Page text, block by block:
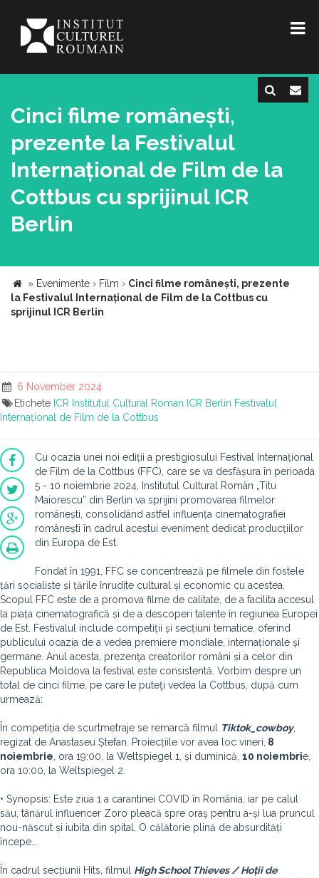
Cinci filme românești,
prezente la Festivalul
Internațional de Film de la
Cottbus cu sprijinul ICR
Berlin
» Evenimente › Film › Cinci filme românești, prezente
la Festivalul Internațional de Film de la Cottbus cu
sprijinul ICR Berlin
6 November 2024
Etichete ICR Institutul Cultural Roman ICR Berlin Festivalul
Internațional de Film de la Cottbus
Cu ocazia unei noi ediții a prestigiosului Festival Internațional
de Film de la Cottbus (FFC), care se va desfășura în perioada
5 - 10 noiembrie 2024, Institutul Cultural Român „Titu
Maiorescu” din Berlin va sprijini promovarea filmelor
românești, consolidând astfel influența cinematografiei
românești în cadrul acestui eveniment dedicat producțiilor
din Europa de Est.
Fondat în 1991, FFC se concentrează pe filmele din fostele
țări socialiste și țările înrudite cultural și economic cu acestea.
Scopul FFC este de a promova filme de calitate, de a facilita accesul
la piața cinematografică și de a descoperi talente în regiunea Europei
de Est. Festivalul include competiții și secțiuni tematice, oferind
publicului ocazia de a vedea premiere mondiale, internaționale și
germane. Anul acesta, prezenţa creatorilor români și a celor din
Republica Moldova la festival este consistentă. Vorbim despre un
total de cinci filme, pe care le puteţi vedea la Cottbus, după cum
urmează:
În competiția de scurtmetraje se remarcă filmul Tiktok_cowboy,
regizat de Anastaseu Ștefan. Proiecțiile vor avea loc vineri, 8
noiembrie , ora 19:00, la Weltspiegel 1, și duminică, 10 noiembrie,
ora 10:00, la Weltspiegel 2.
• Synopsis: Este ziua 1 a carantinei COVID în România, iar pe calul
său, tânărul influencer Zoro pleacă spre oraș pentru a-și lua pruncul
nou-născut și iubita din spital. O călătorie plină de absurdități
începe...
În cadrul secțiunii Hits, filmul High School Thieves / Hoții de